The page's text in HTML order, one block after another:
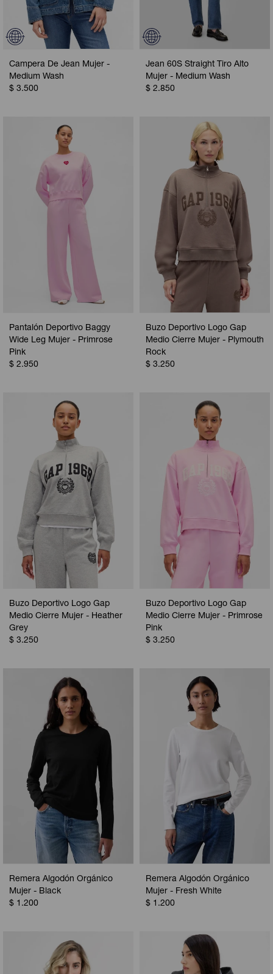
Campera De Jean Mujer -
Medium Wash
$ 3.500
Jean 60S Straight Tiro Alto
Mujer - Medium Wash
$ 2.850
Pantalón Deportivo Baggy
Wide Leg Mujer - Primrose
Pink
$ 2.950
Buzo Deportivo Logo Gap
Medio Cierre Mujer - Plymouth
Rock
$ 3.250
Buzo Deportivo Logo Gap
Medio Cierre Mujer - Heather
Grey
$ 3.250
Buzo Deportivo Logo Gap
Medio Cierre Mujer - Primrose
Pink
$ 3.250
Remera Algodón Orgánico
Mujer - Black
$ 1.200
Remera Algodón Orgánico
Mujer - Fresh White
$ 1.200